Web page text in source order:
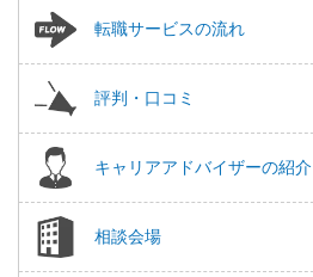
転職サービスの流れ
評判・口コミ
キャリアアドバイザーの紹介
相談会場